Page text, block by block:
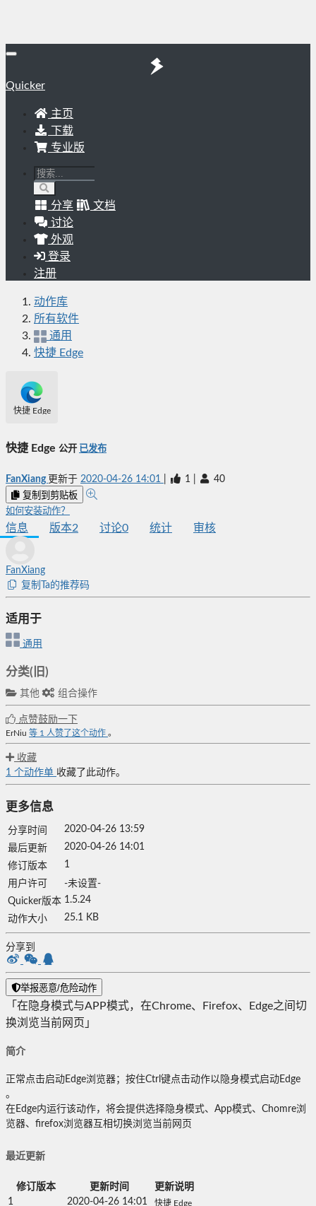
Quicker
主页
下载
专业版
分享
文档
讨论
外观
登录
注册
动作库
所有软件
通用
快捷 Edge
快捷 Edge
快捷 Edge 公开 已发布
FanXiang 更新于 2020-04-26 14:01 1 40
复制到剪贴板
如何安装动作？
信息 版本2 讨论0 统计 审核
FanXiang
复制Ta的推荐码
适用于
通用
分类(旧)
其他 组合操作
点赞鼓励一下
ErNiu 等 1 人赞了这个动作 。
收藏
1 个动作单 收藏了此动作。
更多信息
分享时间
2020-04-26 13:59
最后更新
2020-04-26 14:01
修订版本
1
用户许可
-未设置-
Quicker版本 1.5.24
动作大小
25.1 KB
分享到
举报恶意/危险动作
「在隐身模式与APP模式，在Chrome、Firefox、Edge之间切
换浏览当前网页」
简介
正常点击启动Edge浏览器；按住Ctrl键点击动作以隐身模式启动Edge
。
在Edge内运行该动作，将会提供选择隐身模式、App模式、Chomre浏
览器、firefox浏览器互相切换浏览当前网页
最近更新
修订版本 更新时间
更新说明
1
2020-04-26 14:01 快捷 Edge